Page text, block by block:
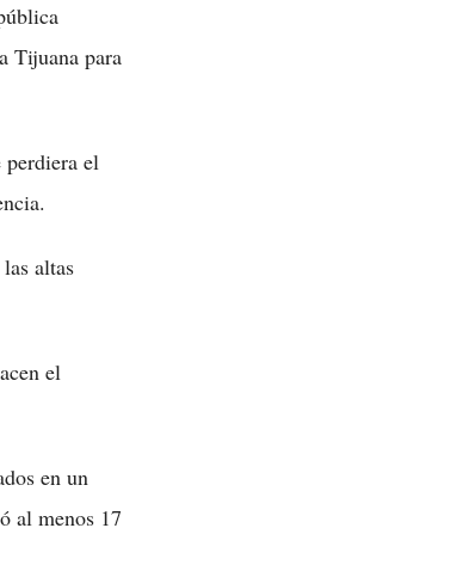
Tijuana para
perdiera el
altas
el
en un
al menos 17